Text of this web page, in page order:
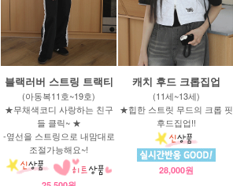
블랙러버 스트링 트랙티
(아동복11호~19호)
★무채색코디 사랑하는 친구
들 클릭~ ★
-옆선을 스트링으로 내맘대로
조절가능해요~!
캐치 후드 크롭집업
(11세~13세)
★힙한 스트릿 무드의 크롭 핏
후드집업!!
28,000원